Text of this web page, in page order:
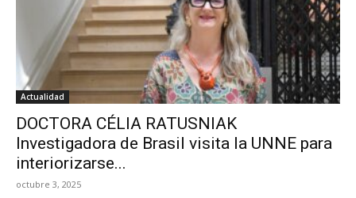
Actualidad
DOCTORA CÉLIA RATUSNIAK
Investigadora de Brasil visita la UNNE para
interiorizarse...
octubre 3, 2025